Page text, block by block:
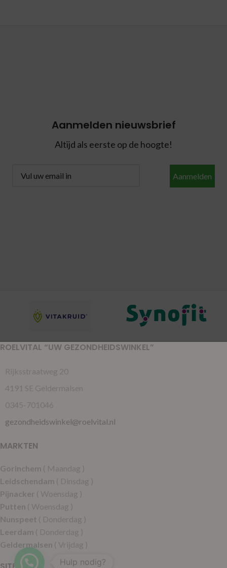
Aanmelden nieuwsbrief
Altijd als eerste op de hoogte!
Aanmelden
ROELVITAL “UW GEZONDHEIDSWINKEL”
Rijksstraatweg 20
4191 SE Geldermalsen
0345-701046
gezondheidswinkel@roelvital.nl
MARKTEN
Gorinchem ( Maandag )
Leidschendam ( Dinsdag )
Pijnacker ( Woensdag )
Putten ( Woensdag )
Nunspeet ( Donderdag )
Leerdam ( Donderdag )
Geldermalsen ( Vrijdag )
Hulp nodig?